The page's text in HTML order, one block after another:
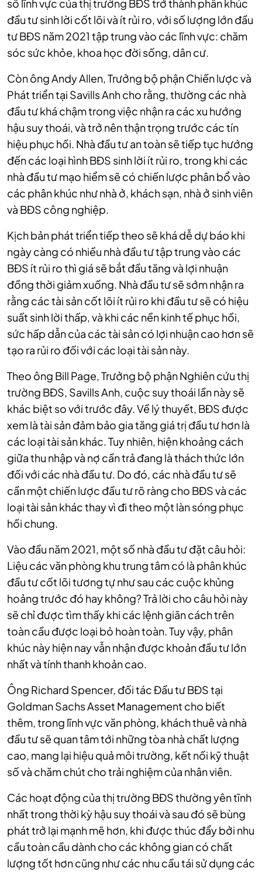
số lĩnh vực của thị trường BĐS trở thành phân khúc
đầu tư sinh lời cốt lõi và ít rủi ro, với số lượng lớn đầu
tư BĐS năm 2021 tập trung vào các lĩnh vực: chăm
sóc sức khỏe, khoa học đời sống, dân cư.
Còn ông Andy Allen, Trưởng bộ phận Chiến lược và
Phát triển tại Savills Anh cho rằng, thường các nhà
đầu tư khá chậm trong việc nhận ra các xu hướng
hậu suy thoái, và trở nên thận trọng trước các tín
hiệu phục hồi. Nhà đầu tư an toàn sẽ tiếp tục hướng
đến các loại hình BĐS sinh lời ít rủi ro, trong khi các
nhà đầu tư mạo hiểm sẽ có chiến lược phân bổ vào
các phân khúc như nhà ở, khách sạn, nhà ở sinh viên
và BĐS công nghiệp.
Kịch bản phát triển tiếp theo sẽ khá dễ dự báo khi
ngày càng có nhiều nhà đầu tư tập trung vào các
BĐS ít rủi ro thì giá sẽ bắt đầu tăng và lợi nhuận
đồng thời giảm xuống. Nhà đầu tư sẽ sớm nhận ra
rằng các tài sản cốt lõi ít rủi ro khi đầu tư sẽ có hiệu
suất sinh lời thấp, và khi các nền kinh tế phục hồi,
sức hấp dẫn của các tài sản có lợi nhuận cao hơn sẽ
tạo ra rủi ro đối với các loại tài sản này.
Theo ông Bill Page, Trưởng bộ phận Nghiên cứu thị
trường BĐS, Savills Anh, cuộc suy thoái lần này sẽ
khác biệt so với trước đây. Về lý thuyết, BĐS được
xem là tài sản đảm bảo gia tăng giá trị đầu tư hơn là
các loại tài sản khác. Tuy nhiên, hiện khoảng cách
giữa thu nhập và nợ cần trả đang là thách thức lớn
đối với các nhà đầu tư. Do đó, các nhà đầu tư sẽ
cần một chiến lược đầu tư rõ ràng cho BĐS và các
loại tài sản khác thay vì đi theo một làn sóng phục
hồi chung.
Vào đầu năm 2021, một số nhà đầu tư đặt câu hỏi:
Liệu các văn phòng khu trung tâm có là phân khúc
đầu tư cốt lõi tương tự như sau các cuộc khủng
hoảng trước đó hay không? Trả lời cho câu hỏi này
sẽ chỉ được tìm thấy khi các lệnh giãn cách trên
toàn cầu được loại bỏ hoàn toàn. Tuy vậy, phân
khúc này hiện nay vẫn nhận được khoản đầu tư lớn
nhất và tính thanh khoản cao.
Ông Richard Spencer, đối tác Đầu tư BĐS tại
Goldman Sachs Asset Management cho biết
thêm, trong lĩnh vực văn phòng, khách thuê và nhà
đầu tư sẽ quan tâm tới những tòa nhà chất lượng
cao, mang lại hiệu quả môi trường, kết nối kỹ thuật
số và chăm chút cho trải nghiệm của nhân viên.
Các hoạt động của thị trường BĐS thường yên tĩnh
nhất trong thời kỳ hậu suy thoái và sau đó sẽ bùng
phát trở lại mạnh mẽ hơn, khi được thúc đẩy bởi nhu
cầu toàn cầu dành cho các không gian có chất
lượng tốt hơn cũng như các nhu cầu tái sử dụng các